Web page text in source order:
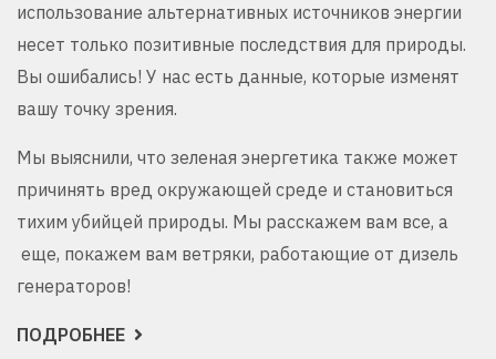
использование альтернативных источников энергии
несет только позитивные последствия для природы.
Вы ошибались! У нас есть данные, которые изменят
вашу точку зрения.
Мы выяснили, что зеленая энергетика также может
причинять вред окружающей среде и становиться
тихим убийцей природы. Мы расскажем вам все, а
еще, покажем вам ветряки, работающие от дизель
генераторов!
ПОДРОБНЕЕ О